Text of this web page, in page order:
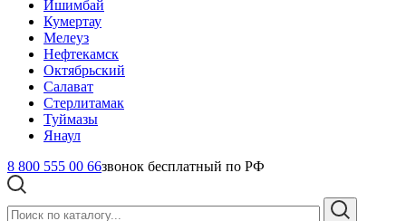
Ишимбай
Кумертау
Мелеуз
Нефтекамск
Октябрьский
Салават
Стерлитамак
Туймазы
Янаул
8 800 555 00 66звонок бесплатный по РФ